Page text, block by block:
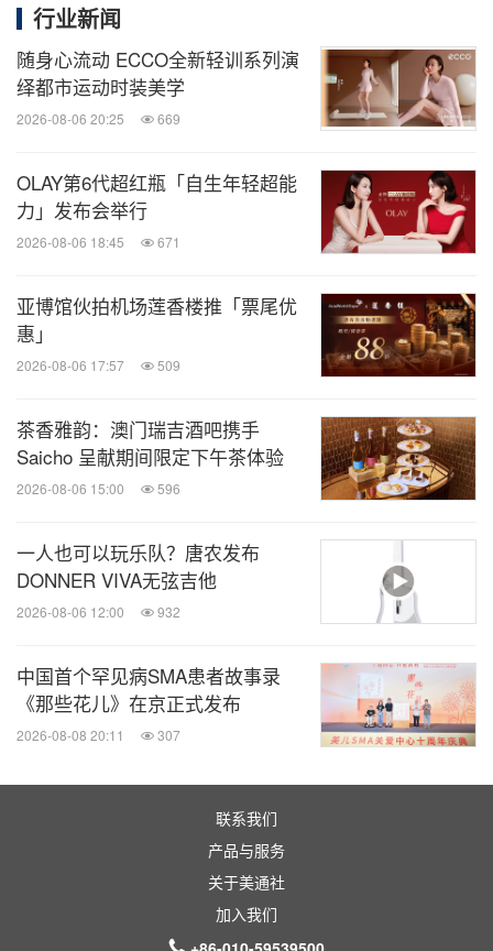
行业新闻
随身心流动 ECCO全新轻训系列演
绎都市运动时装美学
2026-08-06 20:25 669
OLAY第6代超红瓶「自生年轻超能
力」发布会举行
2026-08-06 18:45 671
亚博馆伙拍机场莲香楼推「票尾优
惠」
2026-08-06 17:57 509
茶香雅韵：澳门瑞吉酒吧携手
Saicho 呈献期间限定下午茶体验
2026-08-06 15:00 596
一人也可以玩乐队？唐农发布
DONNER VIVA无弦吉他
2026-08-06 12:00 932
中国首个罕见病SMA患者故事录
《那些花儿》在京正式发布
2026-08-08 20:11 307
联系我们
产品与服务
关于美通社
加入我们